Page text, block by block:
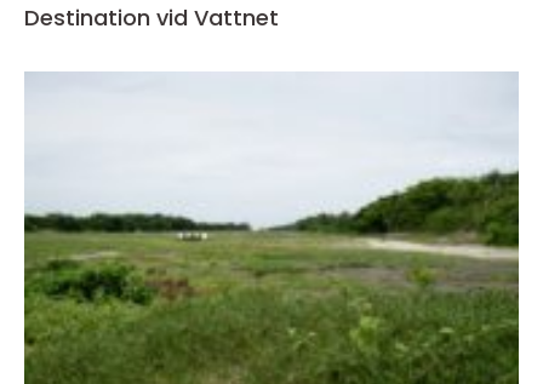
Destination vid Vattnet